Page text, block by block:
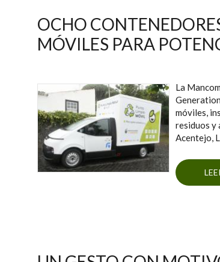
OCHO
MÓVILES PARA
La
móviles,
residuos y
Acentejo,